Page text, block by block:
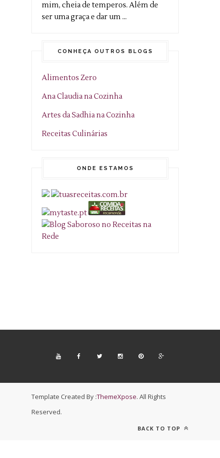
mim, cheia de temperos. Além de
ser uma graça e dar um ...
CONHEÇA OUTROS BLOGS
Alimentos Zero
Ana Claudia na Cozinha
Artes da Sadhia na Cozinha
Receitas Culinárias
ONDE ESTAMOS
Template Created By :ThemeXpose. All Rights
Reserved.
BACK TO TOP